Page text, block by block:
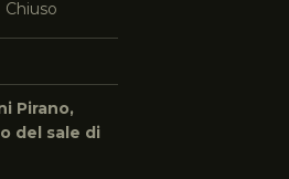
Chiuso
Pirano,
del sale di